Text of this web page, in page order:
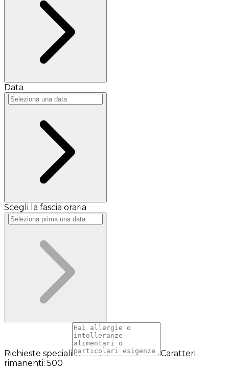
Data
Scegli la fascia oraria
Richieste speciali
Caratteri
rimanenti: 500